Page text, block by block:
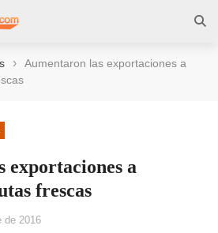
›
Aumentaron las exportaciones a
exportaciones a
frescas
de 2016